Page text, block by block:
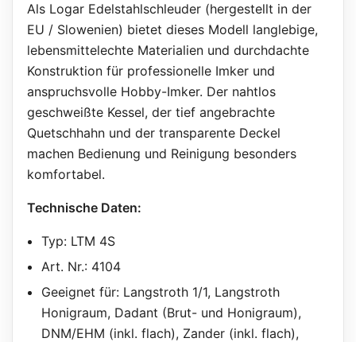
Als Logar Edelstahlschleuder (hergestellt in der
EU / Slowenien) bietet dieses Modell langlebige,
lebensmittelechte Materialien und durchdachte
Konstruktion für professionelle Imker und
anspruchsvolle Hobby-Imker. Der nahtlos
geschweißte Kessel, der tief angebrachte
Quetschhahn und der transparente Deckel
machen Bedienung und Reinigung besonders
komfortabel.
Technische Daten:
Typ: LTM 4S
Art. Nr.: 4104
Geeignet für: Langstroth 1/1, Langstroth
Honigraum, Dadant (Brut- und Honigraum),
DNM/EHM (inkl. flach), Zander (inkl. flach),